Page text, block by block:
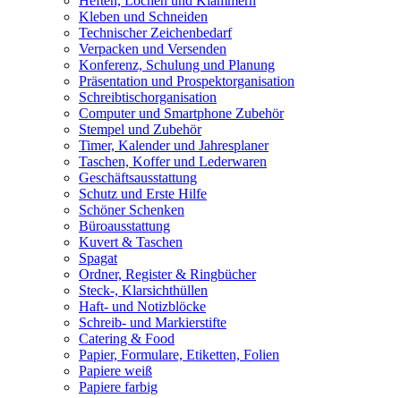
Kleben und Schneiden
Technischer Zeichenbedarf
Verpacken und Versenden
Konferenz, Schulung und Planung
Präsentation und Prospektorganisation
Schreibtischorganisation
Computer und Smartphone Zubehör
Stempel und Zubehör
Timer, Kalender und Jahresplaner
Taschen, Koffer und Lederwaren
Geschäftsausstattung
Schutz und Erste Hilfe
Schöner Schenken
Büroausstattung
Kuvert & Taschen
Spagat
Ordner, Register & Ringbücher
Steck-, Klarsichthüllen
Haft- und Notizblöcke
Schreib- und Markierstifte
Catering & Food
Papier, Formulare, Etiketten, Folien
Papiere weiß
Papiere farbig